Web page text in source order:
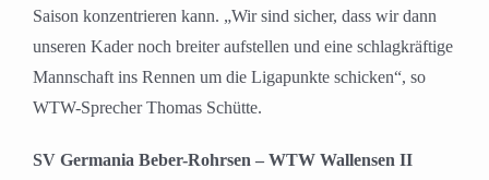
Saison konzentrieren kann. „Wir sind sicher, dass wir dann
unseren Kader noch breiter aufstellen und eine schlagkräftige
Mannschaft ins Rennen um die Ligapunkte schicken“, so
WTW-Sprecher Thomas Schütte.
SV Germania Beber-Rohrsen – WTW Wallensen II